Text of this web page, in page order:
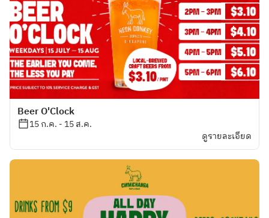
Beer O'Clock
15 ก.ค. - 15 ส.ค.
ดูรายละเอียด